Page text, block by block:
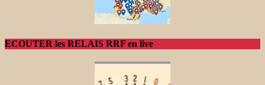
ECOUTER les RELAIS RRF en live